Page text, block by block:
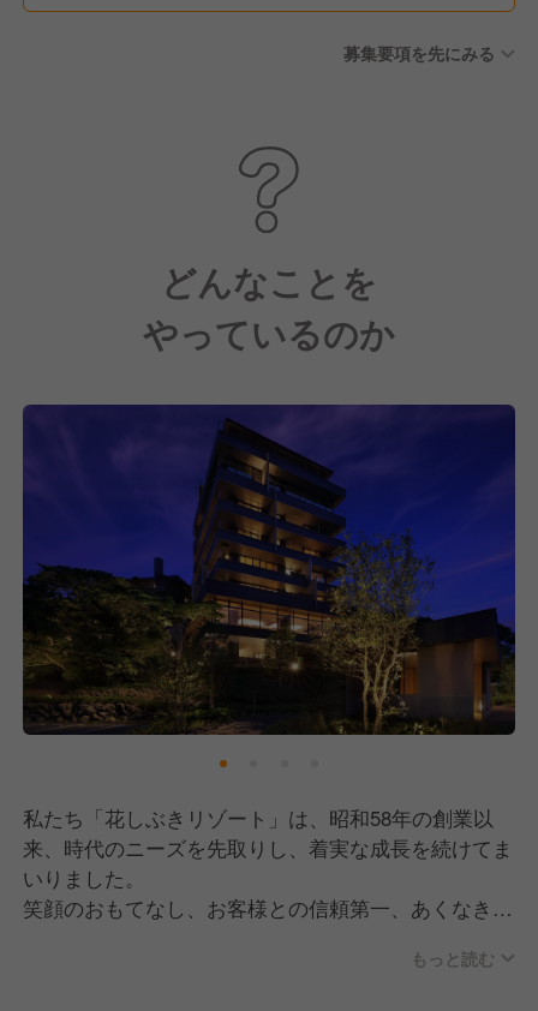
募集要項を先にみる
どんなことを
やっているのか
私たち「花しぶきリゾート」は、昭和58年の創業以
来、時代のニーズを先取りし、着実な成長を続けてま
いりました。
笑顔のおもてなし、お客様との信頼第一、あくなき向
た、多彩なリゾート空間をプロデュース。もっと読む